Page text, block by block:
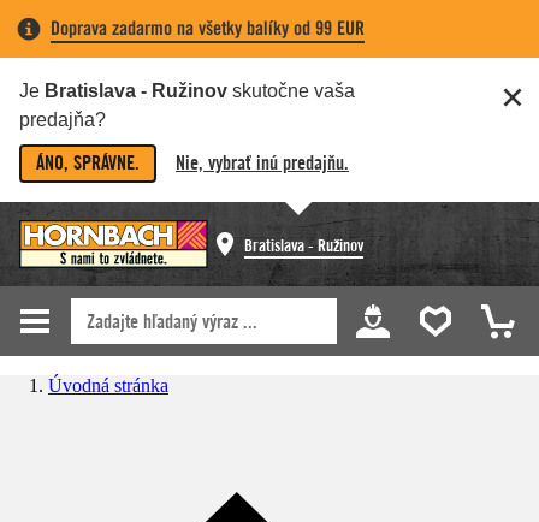
Doprava zadarmo na všetky balíky od 99 EUR
Je Bratislava - Ružinov skutočne vaša
predajňa?
ÁNO, SPRÁVNE. Nie, vybrať inú predajňu.
Bratislava - Ružinov
Úvodná stránka